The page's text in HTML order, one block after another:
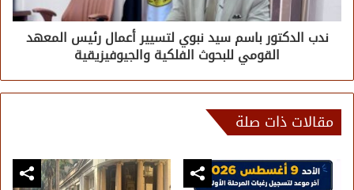
ندب الدكتور باسم سيد نبوي لتسيير أعمال رئيس المعهد
القومي للبحوث الفلكية والجيوفيزيقية
مقالات ذات صلة